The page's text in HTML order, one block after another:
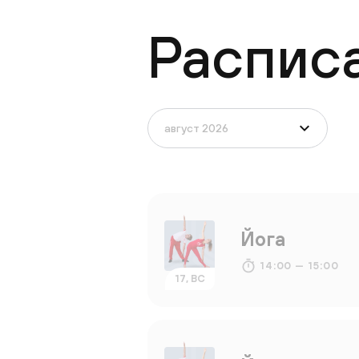
17, ВС
Йога
14:00 — 15:00